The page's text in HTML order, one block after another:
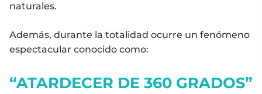
naturales.
Además, durante la totalidad ocurre un fenómeno
espectacular conocido como:
“ATARDECER DE 360 GRADOS”